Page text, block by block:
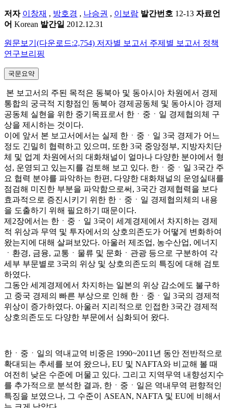
저자 이창재 , 방호경 , 나승권 , 이보람 발간번호 12-13 자료언
어 Korean 발간일 2012.12.31
원문보기(다운로드:2,754) 저자별 보고서 주제별 보고서 정책
연구브리핑
국문요약
본 보고서의 주된 목적은 동북아 및 동아시아 차원에서 경제
통합의 궁극적 지향점인 동북아 경제공동체 및 동아시아 경제
공동체 실현을 위한 중기목표로서 한ㆍ중ㆍ일 경제협의체 구
상을 제시하는 것이다.
이에 앞서 본 보고서에서는 실제 한ㆍ중ㆍ일 3국 경제가 어느
정도 긴밀히 협력하고 있으며, 또한 3국 중앙정부, 지방자치단
체 및 업계 차원에서의 대화채널이 얼마나 다양한 분야에서 형
성, 운영되고 있는지를 검토해 보고 있다. 한ㆍ중ㆍ일 3국간 주
요 협력 분야를 파악하는 한편, 다양한 대화채널의 운영실태를
점검해 미진한 부분을 파악함으로써, 3국간 경제협력을 보다
효과적으로 증진시키기 위한 한ㆍ중ㆍ일 경제협의체의 내용
을 도출하기 위해 필요하기 때문이다.
제2장에서는 한ㆍ중ㆍ일 3국이 세계경제에서 차지하는 경제
적 위상과 무역 및 투자에서의 상호의존도가 어떻게 변화하여
왔는지에 대해 살펴보았다. 아울러 제조업, 농수산업, 에너지
ㆍ환경, 금융, 교통ㆍ물류 및 문화ㆍ관광 등으로 구분하여 각
세부 부문별로 3국의 위상 및 상호의존도의 특징에 대해 검토
하였다.
그동안 세계경제에서 차지하는 일본의 위상 감소에도 불구하
고 중국 경제의 빠른 부상으로 인해 한ㆍ중ㆍ일 3국의 경제적
위상이 증가하였다. 아울러 지리적으로 인접한 3국간 경제적
상호의존도도 다양한 부문에서 심화되어 왔다.
한ㆍ중ㆍ일의 역내교역 비중은 1990~2011년 동안 전반적으로
확대되는 추세를 보여 왔으나, EU 및 NAFTA와 비교해 볼 때
여전히 낮은 수준에 머물고 있다. 그리고 지역무역 내향성지수
를 추가적으로 분석한 결과, 한ㆍ중ㆍ일은 역내무역 편향적인
특징을 보였으나, 그 수준이 ASEAN, NAFTA 및 EU에 비해서